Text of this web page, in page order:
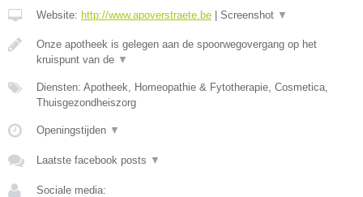
Website: http://www.apoverstraete.be | Screenshot ▼
Onze apotheek is gelegen aan de spoorwegovergang op het
kruispunt van de ▼
Diensten: Apotheek, Homeopathie & Fytotherapie, Cosmetica,
Thuisgezondheiszorg
Openingstijden ▼
Laatste facebook posts ▼
Sociale media: